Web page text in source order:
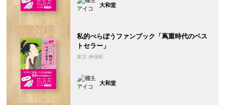
大和堂
私的べらぼうファンブック「蔦重時代のベス
トセラー」
東京 神保町
大和堂